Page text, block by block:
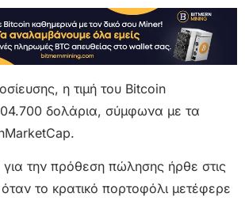
η τιμή του Bitcoin
δολάρια, σύμφωνα με τα
την πρόθεση πώλησης ήρθε στις
το κρατικό πορτοφόλι μετέφερε